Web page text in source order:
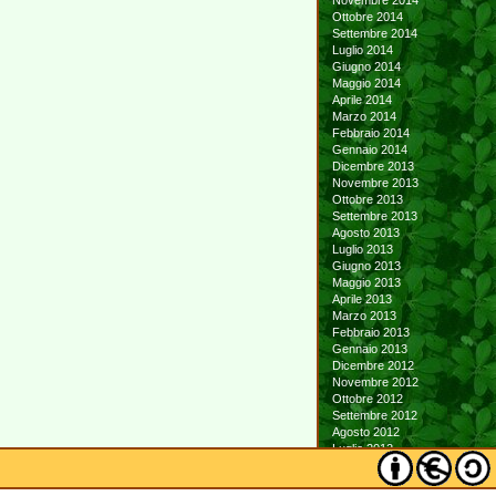
Ottobre 2014
Settembre 2014
Luglio 2014
Giugno 2014
Maggio 2014
Aprile 2014
Marzo 2014
Febbraio 2014
Gennaio 2014
Dicembre 2013
Novembre 2013
Ottobre 2013
Settembre 2013
Agosto 2013
Luglio 2013
Giugno 2013
Maggio 2013
Aprile 2013
Marzo 2013
Febbraio 2013
Gennaio 2013
Dicembre 2012
Novembre 2012
Ottobre 2012
Settembre 2012
Agosto 2012
Luglio 2012
Giugno 2012
Maggio 2012